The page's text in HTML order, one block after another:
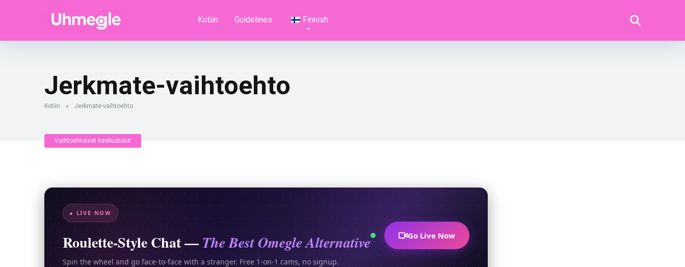
Kotiin Guidelines Finnish
Jerkmate-vaihtoehto
Kotiin » Jerkmate-vaihtoehto
Vaihtoehtoiset keskustelut
● LIVE NOW
Roulette-Style Chat — The Best Omegle Alternative
Spin the wheel and go face-to-face with a stranger. Free 1-on-1 cams, no signup.
Go Live Now